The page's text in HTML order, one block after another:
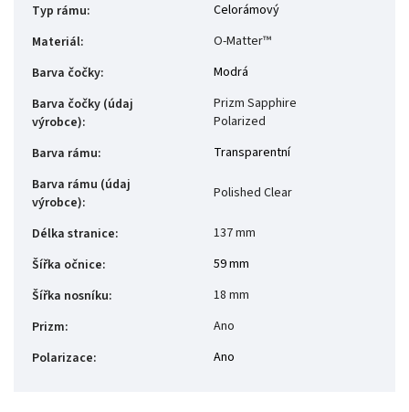
Typ rámu:
Celorámový
Materiál:
O-Matter™
Barva čočky:
Modrá
Barva čočky (údaj
výrobce):
Prizm Sapphire
Polarized
Barva rámu:
Transparentní
Barva rámu (údaj
výrobce):
Polished Clear
Délka stranice:
137 mm
Šířka očnice:
59 mm
Šířka nosníku:
18 mm
Prizm:
Ano
Polarizace: Ano